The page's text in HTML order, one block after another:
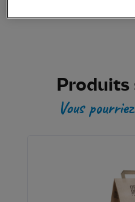
Produits
Vous